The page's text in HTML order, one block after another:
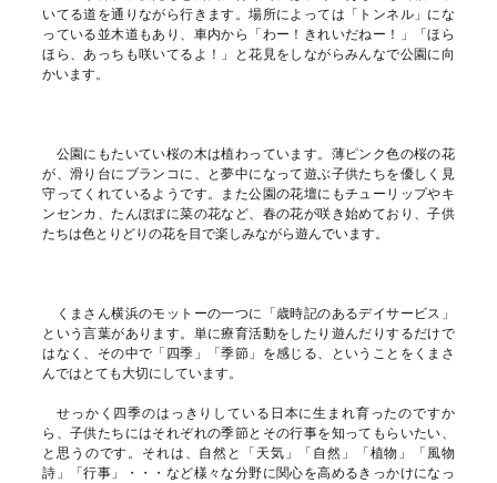
いてる道を通りながら行きます。場所によっては「トンネル」にな
っている並木道もあり、車内から「わー！きれいだねー！」「ほら
ほら、あっちも咲いてるよ！」と花見をしながらみんなで公園に向
かいます。
公園にもたいてい桜の木は植わっています。薄ピンク色の桜の花
が、滑り台にブランコに、と夢中になって遊ぶ子供たちを優しく見
守ってくれているようです。また公園の花壇にもチューリップやキ
ンセンカ、たんぽぽに菜の花など、春の花が咲き始めており、子供
たちは色とりどりの花を目で楽しみながら遊んでいます。
くまさん横浜のモットーの一つに「歳時記のあるデイサービス」
という言葉があります。単に療育活動をしたり遊んだりするだけで
はなく、その中で「四季」「季節」を感じる、ということをくまさ
んではとても大切にしています。
せっかく四季のはっきりしている日本に生まれ育ったのですか
ら、子供たちにはそれぞれの季節とその行事を知ってもらいたい、
と思うのです。それは、自然と「天気」「自然」「植物」「風物
詩」「行事」・・・など様々な分野に関心を高めるきっかけになっ